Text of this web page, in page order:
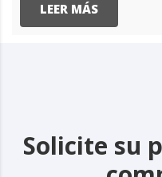
LEER MÁS
Solicite su